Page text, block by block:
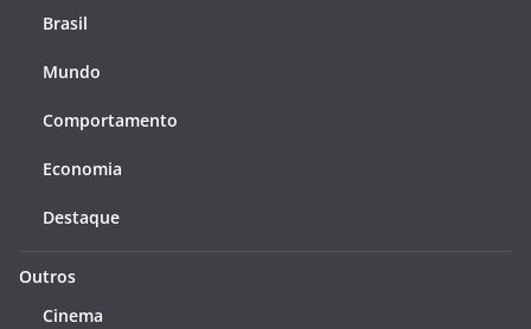
Brasil
Mundo
Comportamento
Economia
Destaque
Outros
Cinema